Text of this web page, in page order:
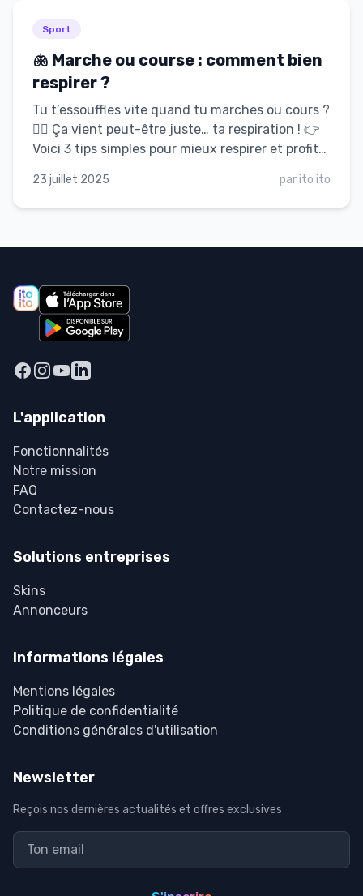
Sport
🫁 Marche ou course : comment bien
respirer ?
Tu t’essouffles vite quand tu marches ou cours ?
😮‍💨 Ça vient peut-être juste… ta respiration ! 👉
Voici 3 tips simples pour mieux respirer et profiter
expire par la bouche 2️⃣ Adopte un rythme
régulier (ex : 2 pas en inspirant / 2 pas en
thoracique = + d’oxygène, + d’énergie 💥 Voilà,
surtout : écoute ton corps !
23 juillet 2025 parito ito
L'application
Fonctionnalités
Notre mission
FAQ
Contactez-nous
Solutions entreprises
Skins
Annonceurs
Informations légales
Mentions légales
Politique de confidentialité
Conditions générales d'utilisation
Newsletter
Reçois nos dernières actualités et offres exclusives